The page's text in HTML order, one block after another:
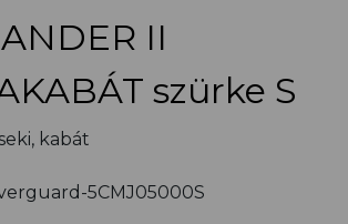
II
szürke S
kabát
5CMJ05000S